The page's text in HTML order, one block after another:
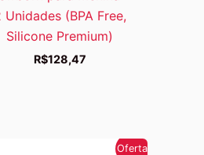
Unidades (BPA Free,
Silicone Premium)
R$128,47
Oferta!